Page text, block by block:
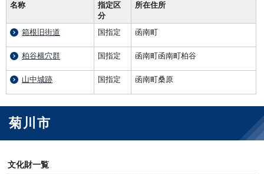
名称
指定区
分
所在住所
箱根旧街道 国指定 函南町
柏谷横穴群 国指定 函南町函南町柏谷
山中城跡 国指定 函南町桑原
菊川市
文化財一覧